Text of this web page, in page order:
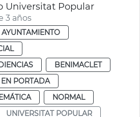
Universitat Popular
3 años
AYUNTAMIENTO
BENIMACLET
EN PORTADA
NORMAL
UNIVERSITAT POPULAR